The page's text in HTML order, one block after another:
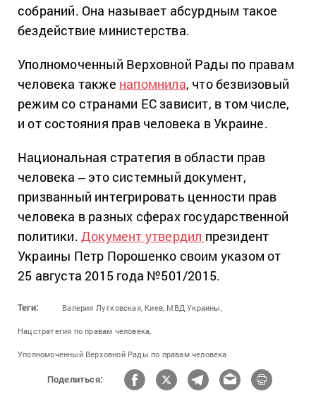
собраний. Она называет абсурдным такое
бездействие министерства.
Уполномоченный Верховной Рады по правам
человека также напомнила, что безвизовый
режим со странами ЕС зависит, в том числе,
и от состояния прав человека в Украине.
Национальная стратегия в области прав
человека ‒ это системный документ,
призванный интегрировать ценности прав
человека в разных сферах государственной
политики. Документ утвердил президент
Украины Петр Порошенко своим указом от
25 августа 2015 года №501/2015.
Теги: Валерия Лутковская, Киев, МВД Украины,
Нацстратегия по правам человека,
Уполномоченный Верховной Рады по правам человека
Поделиться: